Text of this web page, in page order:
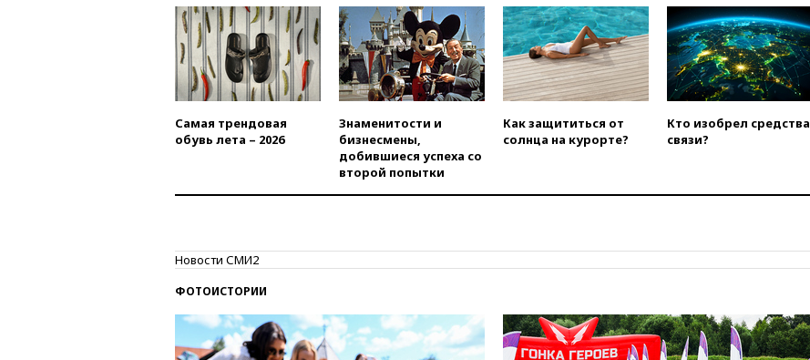
вчера, 21:35После пожара на
складе в Брянске возбудили
уголовное дело
вчера, 21:26Лидеры сборной
РФ по гимнастике получили
официальный отказ в визах от
Хорватии
вчера, 21:15 Пентагон
вчера, 20:53Швыдкой:
вчера, 20:45ПВО за день
сбила еще 75 украинских
Самая трендовая
обувь лета – 2026
Знаменитости и
бизнесмены,
добившиеся успеха со
второй попытки
Как защититься от
солнца на курорте?
Кто изобрел средства
связи?
Новости СМИ2
ФОТОИСТОРИИ